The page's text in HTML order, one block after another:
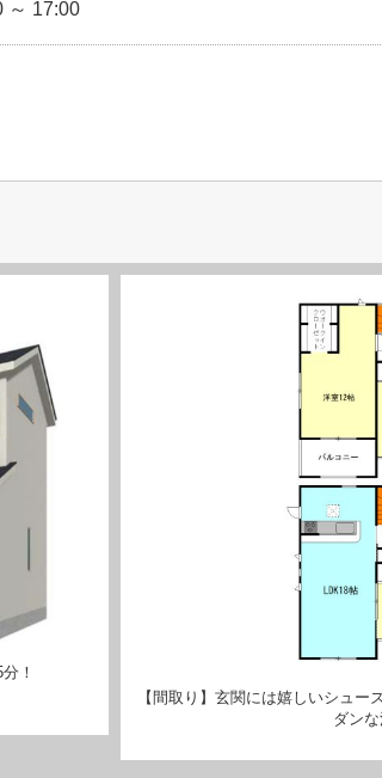
17:00
！
【間取り】玄関には嬉しいシュ
ダン